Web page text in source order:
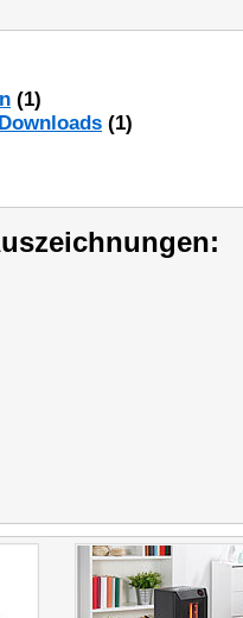
(1)
(1)